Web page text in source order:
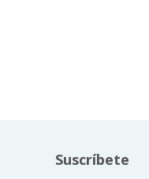
Suscríbete